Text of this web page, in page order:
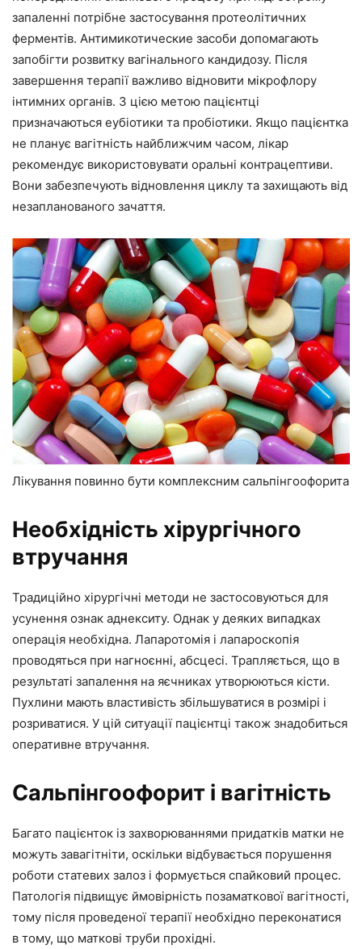
запаленні потрібне застосування протеолітичних
ферментів. Антимикотические засоби допомагають
запобігти розвитку вагінального кандидозу. Після
завершення терапії важливо відновити мікрофлору
інтимних органів. З цією метою пацієнтці
призначаються еубіотики та пробіотики. Якщо пацієнтка
не планує вагітність найближчим часом, лікар
рекомендує використовувати оральні контрацептиви.
Вони забезпечують відновлення циклу та захищають від
незапланованого зачаття.
Лікування повинно бути комплексним сальпінгоофорита
Необхідність хірургічного
втручання
Традиційно хірургічні методи не застосовуються для
усунення ознак аднекситу. Однак у деяких випадках
операція необхідна. Лапаротомія і лапароскопія
проводяться при нагноєнні, абсцесі. Трапляється, що в
результаті запалення на яєчниках утворюються кісти.
Пухлини мають властивість збільшуватися в розмірі і
розриватися. У цій ситуації пацієнтці також знадобиться
оперативне втручання.
Сальпінгоофорит і вагітність
Багато пацієнток із захворюваннями придатків матки не
можуть завагітніти, оскільки відбувається порушення
роботи статевих залоз і формується спайковий процес.
Патологія підвищує ймовірність позаматкової вагітності,
тому після проведеної терапії необхідно переконатися
в тому, що маткові труби прохідні.